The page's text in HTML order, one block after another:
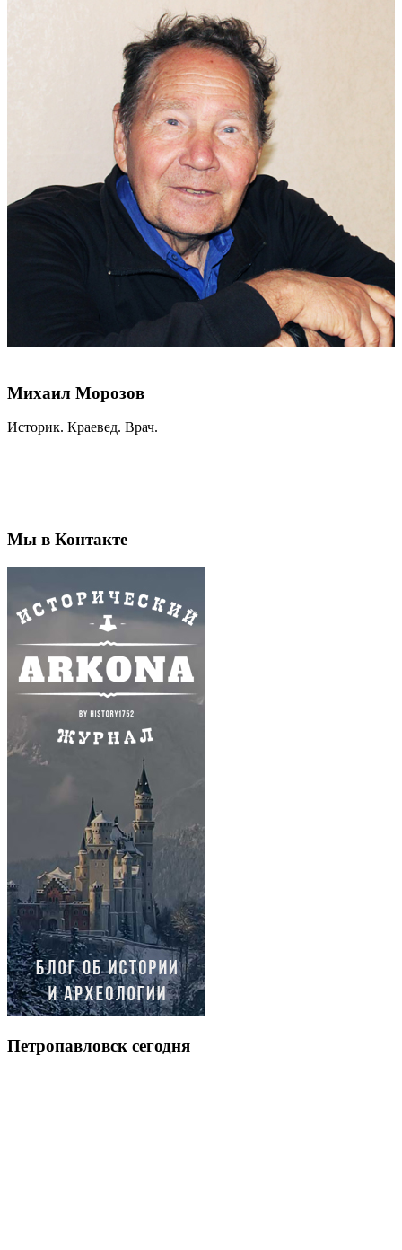
Михаил Морозов
Историк. Краевед. Врач.
Мы в Контакте
Петропавловск сегодня